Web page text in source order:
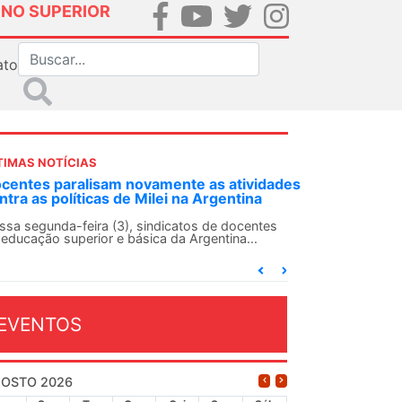
SUPERIOR
NOTÍCIAS
SN convoca docentes para Dia de
Internacionalista com Cuba em
de agosto
SN conclama suas seções sindicais e o